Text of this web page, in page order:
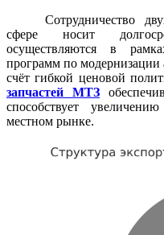
Сотрудничество
сфере носит
осуществляются в
программ по модернизации
счёт гибкой ценовой
запчастей МТЗ
способствует
местном рынке.